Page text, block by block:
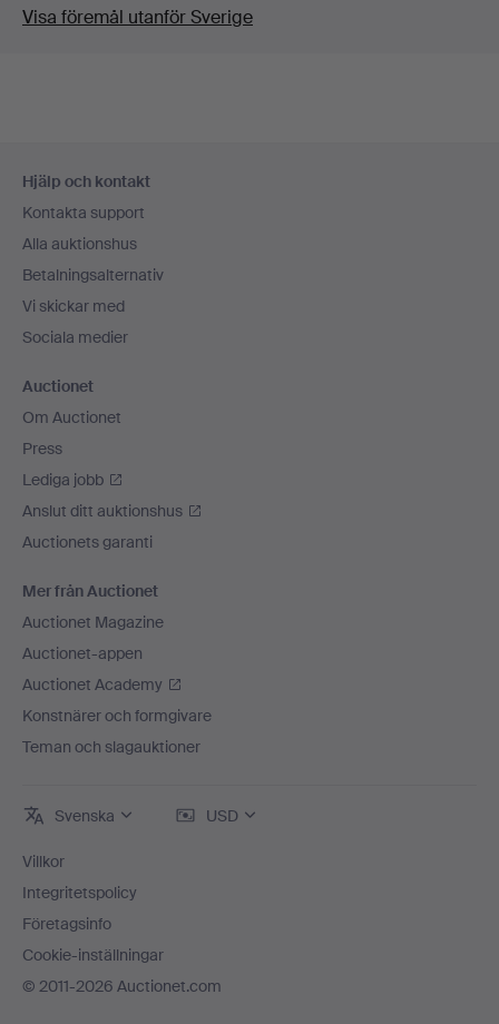
Visa föremål utanför Sverige
Hjälp och kontakt
Kontakta support
Alla auktionshus
Betalningsalternativ
Vi skickar med
Sociala medier
Auctionet
Om Auctionet
Press
Lediga jobb
Anslut ditt auktionshus
Auctionets garanti
Mer från Auctionet
Auctionet Magazine
Auctionet-appen
Auctionet Academy
Konstnärer och formgivare
Teman och slagauktioner
Svenska USD
Villkor
Integritetspolicy
Företagsinfo
Cookie-inställningar
© 2011-2026 Auctionet.com